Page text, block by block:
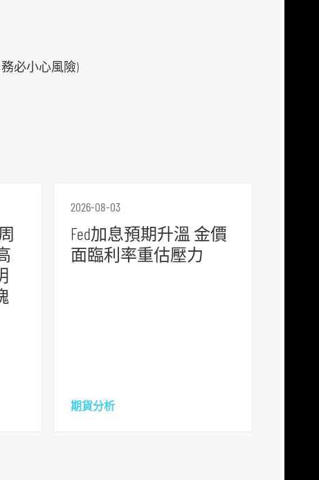
必小心風險)
2026-08-03
Fed加息預期升溫 金價
面臨利率重估壓力
期貨分析